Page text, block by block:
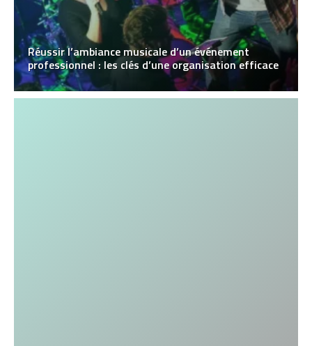
Réussir l’ambiance musicale d’un événement
professionnel : les clés d’une organisation efficace